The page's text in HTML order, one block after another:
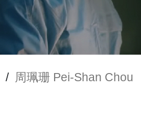
/ 周珮珊 Pei-Shan Chou